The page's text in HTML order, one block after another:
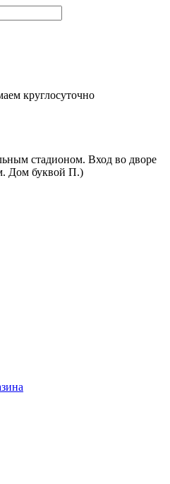
круглосуточно
стадионом. Вход во дворе
Дом буквой П.)